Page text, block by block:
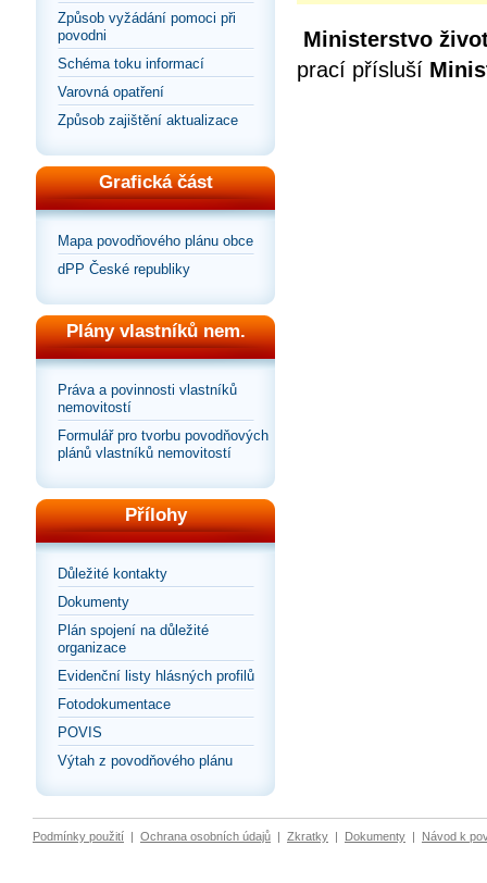
Způsob vyžádání pomoci při
povodni
Schéma toku informací
Varovná opatření
Způsob zajištění aktualizace
Grafická část
Mapa povodňového plánu obce
dPP České republiky
Plány vlastníků nem.
Práva a povinnosti vlastníků
nemovitostí
Formulář pro tvorbu povodňových
plánů vlastníků nemovitostí
Přílohy
Důležité kontakty
Dokumenty
Plán spojení na důležité
organizace
Evidenční listy hlásných profilů
Fotodokumentace
POVIS
Výtah z povodňového plánu
Ministerstvo
prací přísluší
Podmínky použití | Ochrana osobních údajů | Zkratky | Dokumenty | Návod k